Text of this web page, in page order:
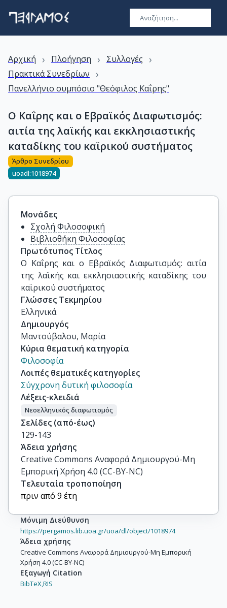
Αρχική › Πλοήγηση › Συλλογές ›
Πρακτικά Συνεδρίων ›
Πανελλήνιο συμπόσιο "Θεόφιλος Καΐρης"
Ο Καΐρης και ο Εβραϊκός Διαφωτισμός:
αιτία της λαϊκής και εκκλησιαστικής
καταδίκης του καϊρικού συστήματος
Άρθρο Συνεδρίου
uoadl:1018974
Μονάδες
Σχολή Φιλοσοφική
Βιβλιοθήκη Φιλοσοφίας
Πρωτότυπος Τίτλος
Ο Καΐρης και ο Εβραϊκός Διαφωτισμός: αιτία
της λαϊκής και εκκλησιαστικής καταδίκης του
καϊρικού συστήματος
Γλώσσες Τεκμηρίου
Ελληνικά
Δημιουργός
Μαντούβαλου, Μαρία
Κύρια θεματική κατηγορία
Φιλοσοφία
Λοιπές θεματικές κατηγορίες
Σύγχρονη δυτική φιλοσοφία
Λέξεις-κλειδιά
Νεοελληνικός διαφωτισμός
Σελίδες (από-έως)
129-143
Άδεια χρήσης
Creative Commons Αναφορά Δημιουργού-Μη
Εμπορική Χρήση 4.0 (CC-BY-NC)
Τελευταία τροποποίηση
πριν από 9 έτη
Μόνιμη Διεύθυνση
https://pergamos.lib.uoa.gr/uoa/dl/object/1018974
Άδεια χρήσης
Creative Commons Αναφορά Δημιουργού-Μη Εμπορική
Χρήση 4.0 (CC-BY-NC)
Εξαγωγή Citation
BibTeX,RIS